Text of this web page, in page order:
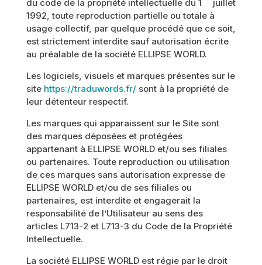
du code de la propriété intellectuelle du 1
juillet
1992, toute reproduction partielle ou totale à
usage collectif, par quelque procédé que ce soit,
est strictement interdite sauf autorisation écrite
au préalable de la société ELLIPSE WORLD.
Les logiciels, visuels et marques présentes sur le
site https://traduwords.fr/ sont à la propriété de
leur détenteur respectif.
Les marques qui apparaissent sur le Site sont
des marques déposées et protégées
appartenant à ELLIPSE WORLD et/ou ses filiales
ou partenaires. Toute reproduction ou utilisation
de ces marques sans autorisation expresse de
ELLIPSE WORLD et/ou de ses filiales ou
partenaires, est interdite et engagerait la
responsabilité de l’Utilisateur au sens des
articles L713-2 et L713-3 du Code de la Propriété
Intellectuelle.
La société ELLIPSE WORLD est régie par le droit